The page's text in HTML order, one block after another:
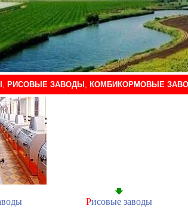
, РИСОВЫЕ ЗАВОДЫ , КОМБИКОРМОВЫЕ
Рисовые заводы